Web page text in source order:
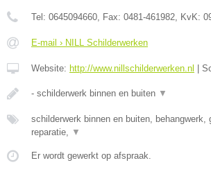
Tel: 0645094660, Fax: 0481-461982, KvK:
E-mail › NILL Schilderwerken
Website: http://www.nillschilderwerken.nl
- schilderwerk binnen en buiten ▼
schilderwerk binnen en buiten, behangwerk,
reparatie, ▼
Er wordt gewerkt op afspraak.